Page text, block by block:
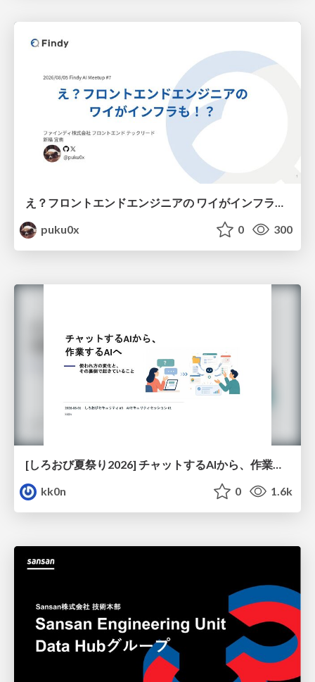
え？フロントエンドエンジニアの ワイがインフラも！？
puku0x
0 300
[しろおび夏祭り2026] チャットするAIから、作業するAIへ - 使われ方の変化と、その裏側で起きていること
kk0n
0 1.6k